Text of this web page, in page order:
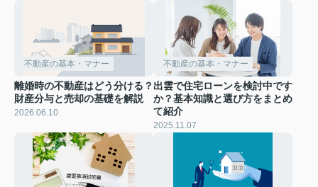
不動産の基本・マナー
離婚時の不動産はどう分ける？
財産分与と売却の基礎を解説
2026.06.10
不動産の基本・マナー
出雲で住宅ローンを検討中です
か？基本知識と選び方をまとめ
て紹介
2025.11.07